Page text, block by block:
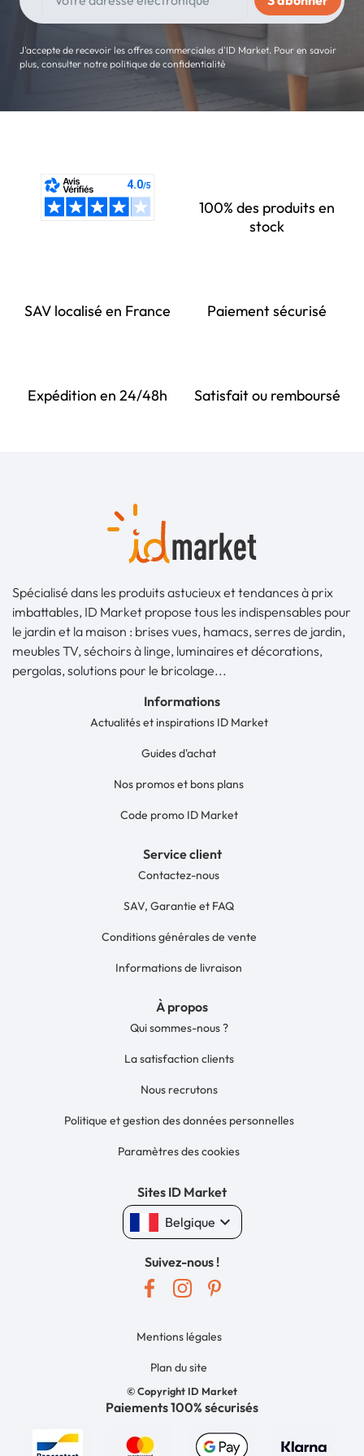
J'accepte de recevoir les offres commerciales d'ID Market. Pour en savoir
plus, consulter notre politique de confidentialité
100% des produits en
stock
SAV localisé en France Paiement sécurisé
Expédition en 24/48h Satisfait ou remboursé
Spécialisé dans les produits astucieux et tendances à prix
imbattables, ID Market propose tous les indispensables pour
le jardin et la maison : brises vues, hamacs, serres de jardin,
meubles TV, séchoirs à linge, luminaires et décorations,
pergolas, solutions pour le bricolage...
Informations
Actualités et inspirations ID Market
Guides d'achat
Nos promos et bons plans
Code promo ID Market
Service client
Contactez-nous
SAV, Garantie et FAQ
Conditions générales de vente
Informations de livraison
À propos
Qui sommes-nous ?
La satisfaction clients
Nous recrutons
Politique et gestion des données personnelles
Paramètres des cookies
Sites ID Market
Belgique keyboard_arrow_down
Suivez-nous !
© Copyright ID Market
Mentions légales
Plan du site
Paiements 100% sécurisés